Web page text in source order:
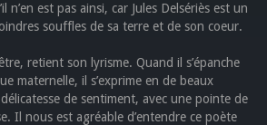
n’en est pas ainsi, car Jules Delsériès est un
souffles de sa terre et de son coeur.
retient son lyrisme. Quand il s’épanche
maternelle, il s’exprime en de beaux
de sentiment, avec une pointe de
Il nous est agréable d’entendre ce poète